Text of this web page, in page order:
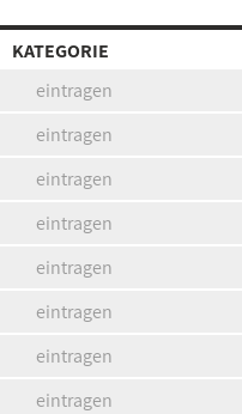
KATEGORIE
eintragen
eintragen
eintragen
eintragen
eintragen
eintragen
eintragen
eintragen